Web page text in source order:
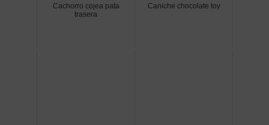
Cachorro cojea pata
trasera
Caniche chocolate toy